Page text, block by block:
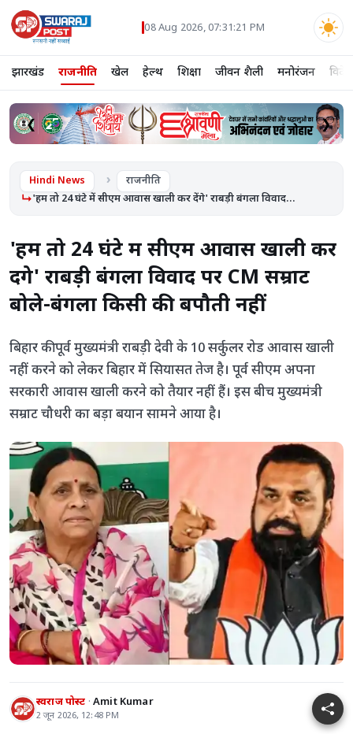
08 Aug 2026, 07:31:22 PM
झारखंड राजनीति खेल हेल्थ शिक्षा जीवन शैली मनोरंजन विदेश
❮ ❯
Hindi News राजनीति
'हम तो 24 घंटे में सीएम आवास खाली कर देंगे' राबड़ी बंगला विवाद...
'हम तो 24 घंटे में सीएम आवास खाली कर
देंगे' राबड़ी बंगला विवाद पर CM सम्राट
बोले-बंगला किसी की बपौती नहीं
बिहार की पूर्व मुख्यमंत्री राबड़ी देवी के 10 सर्कुलर रोड आवास खाली
नहीं करने को लेकर बिहार में सियासत तेज है। पूर्व सीएम अपना
सरकारी आवास खाली करने को तैयार नहीं हैं। इस बीच मुख्यमंत्री
सम्राट चौधरी का बड़ा बयान सामने आया है।
स्वराज पोस्ट Amit Kumar
2 जून 2026, 12:48 PM